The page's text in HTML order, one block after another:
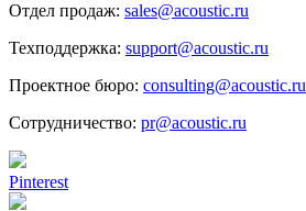
Отдел продаж: sales@acoustic.ru
Техподдержка: support@acoustic.ru
Проектное бюро: consulting@acoustic.ru
Сотрудничество: pr@acoustic.ru
Pinterest